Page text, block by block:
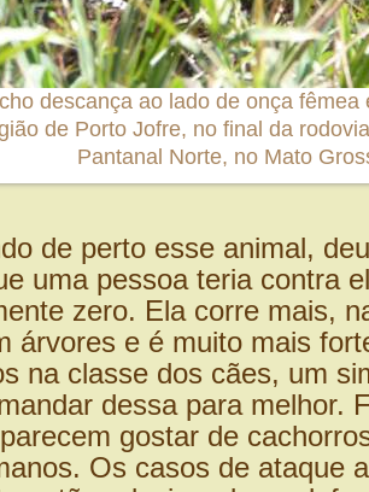
descança ao lado de onça fêmea
de Porto Jofre, no final da
Pantanal Norte, no Mato
de perto esse animal,
uma pessoa teria contra
zero. Ela corre mais,
árvores e é muito mais
na classe dos cães, um
dessa para melhor.
gostar de
Os casos de ataque